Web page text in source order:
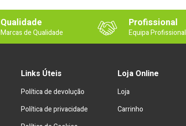
Qualidade
Marcas de Qualidade
Profissional
Equipa Profissional
Links Úteis
Política de devolução
Política de privacidade
Loja Online
Loja
Carrinho